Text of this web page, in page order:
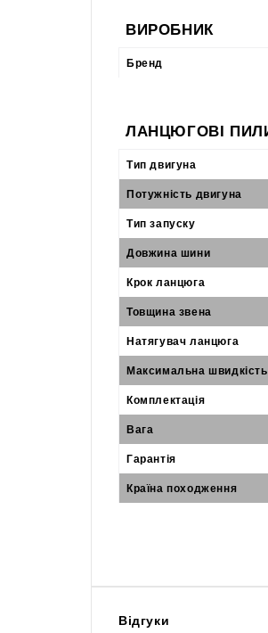
ВИРОБНИК
Бренд
ЛАНЦЮГОВІ
Тип двигуна
Потужність двигуна
Тип запуску
Довжина шини
Крок ланцюга
Товщина звена
Натягувач ланцюга
Максимальна швидкість
Комплектація
Вага
Гарантія
Країна походження
Відгуки